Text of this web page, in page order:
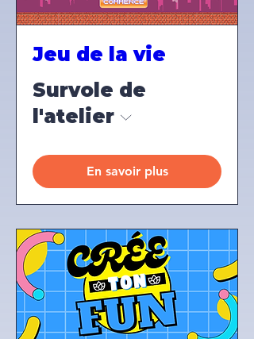
Jeu de la vie
Survole de
l'atelier
En savoir plus